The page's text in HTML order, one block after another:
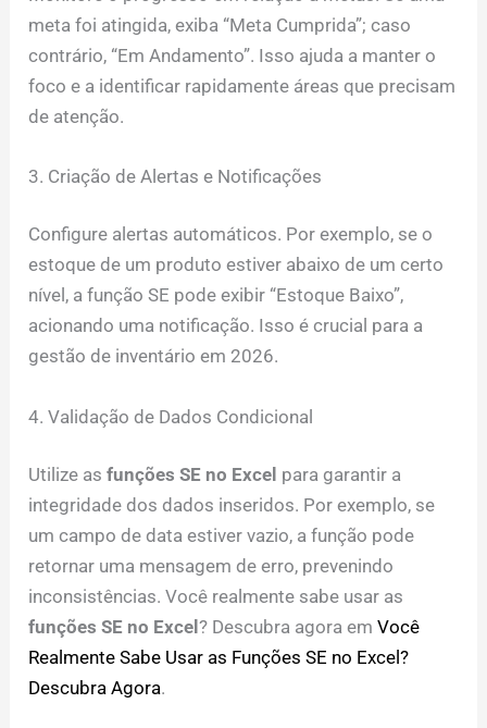
meta foi atingida, exiba “Meta Cumprida”; caso
contrário, “Em Andamento”. Isso ajuda a manter o
foco e a identificar rapidamente áreas que precisam
de atenção.
3. Criação de Alertas e Notificações
Configure alertas automáticos. Por exemplo, se o
estoque de um produto estiver abaixo de um certo
nível, a função SE pode exibir “Estoque Baixo”,
acionando uma notificação. Isso é crucial para a
gestão de inventário em 2026.
4. Validação de Dados Condicional
Utilize asfunções SE no Excel para garantir a
integridade dos dados inseridos. Por exemplo, se
um campo de data estiver vazio, a função pode
retornar uma mensagem de erro, prevenindo
inconsistências. Você realmente sabe usar as
funções SE no Excel? Descubra agora emVocê
Realmente Sabe Usar as Funções SE no Excel?
Descubra Agora.